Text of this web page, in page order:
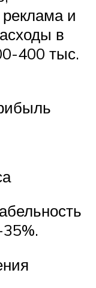
и
в
400 тыс.